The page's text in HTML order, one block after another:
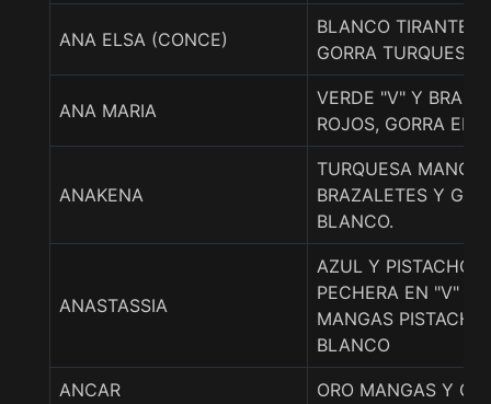
ANA ELSA (CONCE)
BLANCO TIRANTES
GORRA TURQUESA
ANA MARIA
VERDE "V" Y
ROJOS, GORRA EN
ANAKENA
TURQUESA
BRAZALETES Y
BLANCO.
ANASTASSIA
AZUL Y PISTACHO
PECHERA EN "V"
MANGAS
BLANCO
ANCAR ORO MANGAS Y